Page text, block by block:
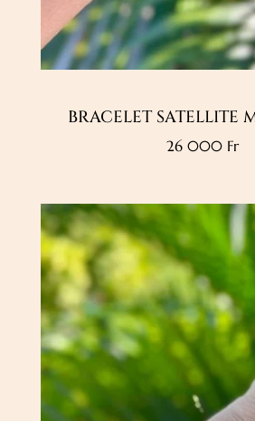
BRACELET SATELLITE
26 000 Fr